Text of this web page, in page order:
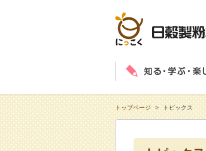
トップページ > トピックス